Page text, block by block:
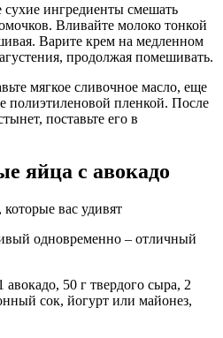
ингредиенты смешать
Вливайте молоко тонкой
Варите крем на медленном
продолжая помешивать.
мягкое сливочное масло, еще
полиэтиленовой пленкой. После
поставьте его в
яйца с авокадо
одновременно – отличный
50 г твердого сыра, 2
сок, йогурт или майонез,